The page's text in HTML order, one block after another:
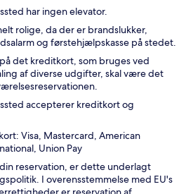
har ingen elevator.
rolige, da der er brandslukker,
og førstehjælpskasse på stedet.
det kreditkort, som bruges ved
af diverse udgifter, skal være det
accepterer kreditkort og
Visa, Mastercard, American
Union Pay
reservation, er dette underlagt
I overensstemmelse med EU's